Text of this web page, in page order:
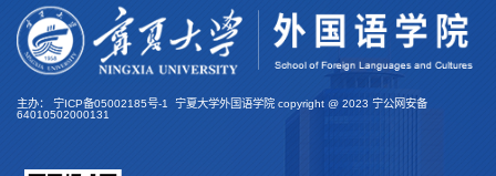
主办： 宁ICP备05002185号-1 宁夏大学外国语学院 copyright @ 2023 宁公网安备
64010502000131